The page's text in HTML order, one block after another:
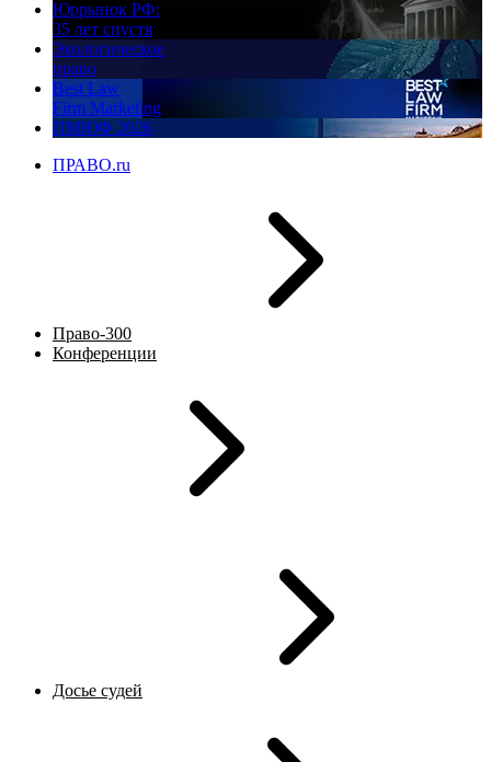
Юррынок РФ:
35 лет спустя
Экологическое
право
Best Law
Firm Marketing
ПМЮФ 2026
ПРАВО.ru
Право-300
Конференции
Досье судей